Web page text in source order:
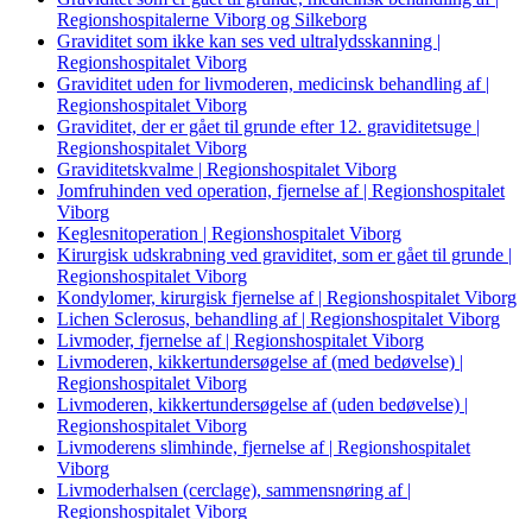
Regionshospitalerne Viborg og Silkeborg
Graviditet som ikke kan ses ved ultralydsskanning |
Regionshospitalet Viborg
Graviditet uden for livmoderen, medicinsk behandling af |
Regionshospitalet Viborg
Graviditet, der er gået til grunde efter 12. graviditetsuge |
Regionshospitalet Viborg
Graviditetskvalme | Regionshospitalet Viborg
Jomfruhinden ved operation, fjernelse af | Regionshospitalet
Viborg
Keglesnitoperation | Regionshospitalet Viborg
Kirurgisk udskrabning ved graviditet, som er gået til grunde |
Regionshospitalet Viborg
Kondylomer, kirurgisk fjernelse af | Regionshospitalet Viborg
Lichen Sclerosus, behandling af | Regionshospitalet Viborg
Livmoder, fjernelse af | Regionshospitalet Viborg
Livmoderen, kikkertundersøgelse af (med bedøvelse) |
Regionshospitalet Viborg
Livmoderen, kikkertundersøgelse af (uden bedøvelse) |
Regionshospitalet Viborg
Livmoderens slimhinde, fjernelse af | Regionshospitalet
Viborg
Livmoderhalsen (cerclage), sammensnøring af |
Regionshospitalet Viborg